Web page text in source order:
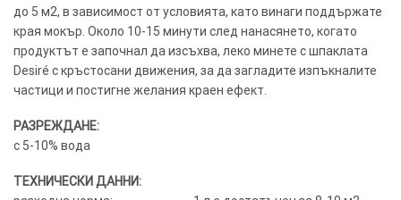
до 5 м2, в зависимост от условията, като винаги поддържате
края мокър. Около 10-15 минути след нанасянето, когато
продуктът е започнал да изсъхва, леко минете с шпаклата
Desiré с кръстосани движения, за да загладите изпъкналите
частици и постигне желания краен ефект.
РАЗРЕЖДАНЕ:
с 5-10% вода
ТЕХНИЧЕСКИ ДАННИ: